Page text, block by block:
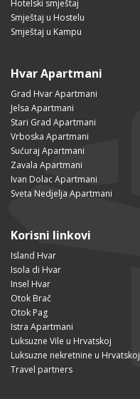
Hotelski smještaj
Smještaj u Hostelu
Smještaj u Kampu
Hvar Apartmani
Grad Hvar Apartmani
Jelsa Apartmani
Stari Grad Apartmani
Vrboska Apartmani
Sućuraj Apartmani
Zavala Apartmani
Ivan Dolac Apartmani
Sveta Nedjelja Apartmani
Korisni linkovi
Island Hvar
Isola di Hvar
Insel Hvar
Otok Brač
Otok Pag
Istra Apartmani
Luksuzne Vile u Hrvatskoj
Luksuzne nekretnine u Hrvatskoj
Travel partners